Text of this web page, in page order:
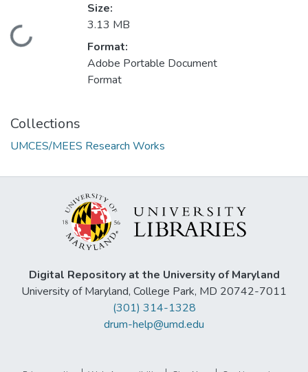
Loading...
Size:
3.13 MB
Format:
Adobe Portable Document
Format
Collections
UMCES/MEES Research Works
Digital Repository at the University of Maryland
University of Maryland, College Park, MD 20742-7011
(301) 314-1328
drum-help@umd.edu